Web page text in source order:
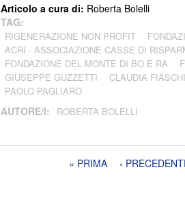
Articolo a cura di: Roberta Bolelli
TAG:
RIGENERAZIONE NON PROFIT
ACRI - ASSOCIAZIONE CASSE DI
FONDAZIONE DEL MONTE DI BO E RA
GIUSEPPE GUZZETTI
CLAUDIA FIASCHI
PAOLO PAGLIARO
AUTORE/I: ROBERTA BOLELLI
« PRIMA ‹